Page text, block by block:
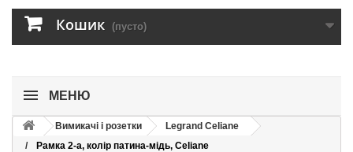
Кошик (пусто)
МЕНЮ
Вимикачі і розетки
Legrand Celiane
Рамка 2-а, колір патина-мідь, Celiane